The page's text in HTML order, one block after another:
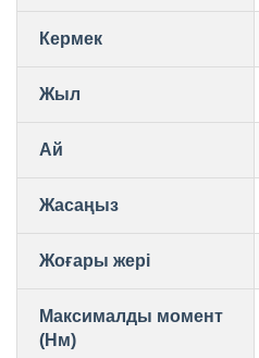
Кермек
Жыл
Ай
Жасаңыз
Жоғары жері
Максималды момент
(Нм)